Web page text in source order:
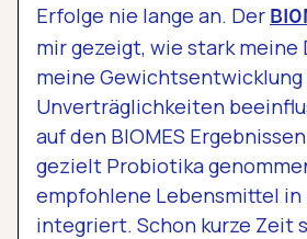
Erfolge nie lange an. Der
mir gezeigt, wie stark
meine Gewichtsentwicklung
Unverträglichkeiten
auf den BIOMES
gezielt Probiotika
empfohlene Lebensmittel in
integriert. Schon kurze Zeit